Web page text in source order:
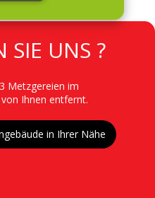
SIE UNS ?
Metzgereien im
Ihnen entfernt.
in Ihrer Nähe